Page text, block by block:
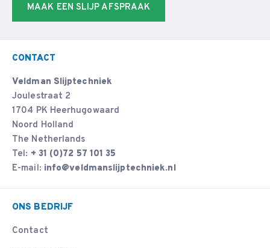
MAAK EEN SLIJP AFSPRAAK
CONTACT
Veldman Slijptechniek
Joulestraat 2
1704 PK Heerhugowaard
Noord Holland
The Netherlands
Tel: + 31 (0)72 57 101 35
E-mail: info@veldmanslijptechniek.nl
ONS BEDRIJF
Contact